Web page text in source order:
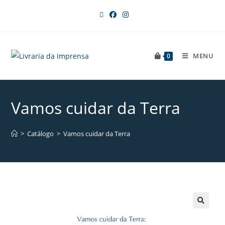
0 MENU
Vamos cuidar da Terra
> Catálogo > Vamos cuidar da Terra